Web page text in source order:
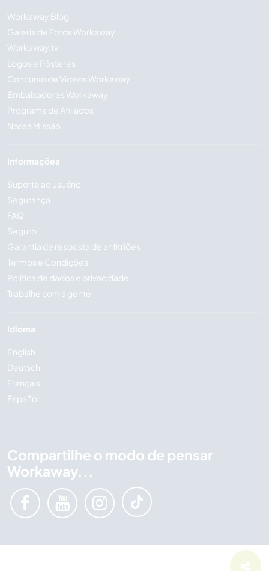
Workaway Blog
Galeria de Fotos Workaway
Workaway.tv
Logos e Pôsteres
Concurso de Vídeos Workaway
Embaixadores Workaway
Programa de Afiliados
Nossa Missão
Informações
Suporte ao usuário
Segurança
FAQ
Seguro
Garantia de resposta de anfitriões
Termos e Condições
Política de dados e privacidade
Trabalhe com a gente
Idioma
English
Deutsch
Français
Español
Compartilhe o modo de pensar
Workaway...